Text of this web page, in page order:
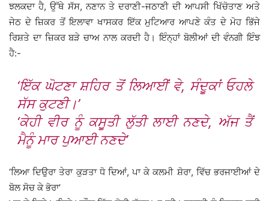
ਝਲਕਦਾ ਹੈ, ਉੱਥੇ ਸੱਸ, ਨਣਾਨ ਤੇ ਦਰਾਣੀ-ਜਠਾਣੀ ਦੀ ਆਪਸੀ ਖਿੱਚੋਤਾਣ ਅਤੇ
ਜੇਠ ਦੇ ਜ਼ਿਕਰ ਤੋਂ ਇਲਾਵਾ ਖਾਸਕਰ ਇੱਕ ਮੁਟਿਆਰ ਆਪਣੇ ਕੰਤ ਦੇ ਮੋਹ ਭਿੱਜੇ
ਰਿਸ਼ਤੇ ਦਾ ਜ਼ਿਕਰ ਬੜੇ ਚਾਅ ਨਾਲ ਕਰਦੀ ਹੈ। ਇੰਨ੍ਹਾਂ ਬੋਲੀਆਂ ਦੀ ਵੰਨਗੀ ਇੰਝ
ਹੈ:-
‘ਇੱਕ ਘੋਟਣਾ ਸ਼ਹਿਰ ਤੋਂ ਲਿਆਈਂ ਵੇ, ਸੰਦੁੂਕਾਂ ਓਹਲੇ
ਸੱਸ ਕੁਟਣੀ।’
‘ਕੇਹੀ ਵੀਰ ਨੂੰ ਕਸੂੁਤੀ ਲੁੱਤੀ ਲਾਈ ਨਣਦੇ, ਅੱਜ ਤੈਂ
ਮੈਨੂੰ ਮਾਰ ਪੁਆਈ ਨਣਦੇ’
‘ਲਿਆ ਦਿਉਰਾ ਤੇਰਾ ਕੁੜਤਾ ਧੋ ਦਿਆਂ, ਪਾ ਕੇ ਕਲਮੀ ਸ਼ੋਰਾ, ਵਿੱਚ ਭਰਜਾਈਆਂ ਦੇ
ਬੋਲ ਸੋਚ ਕੇ ਭੋਰਾ’